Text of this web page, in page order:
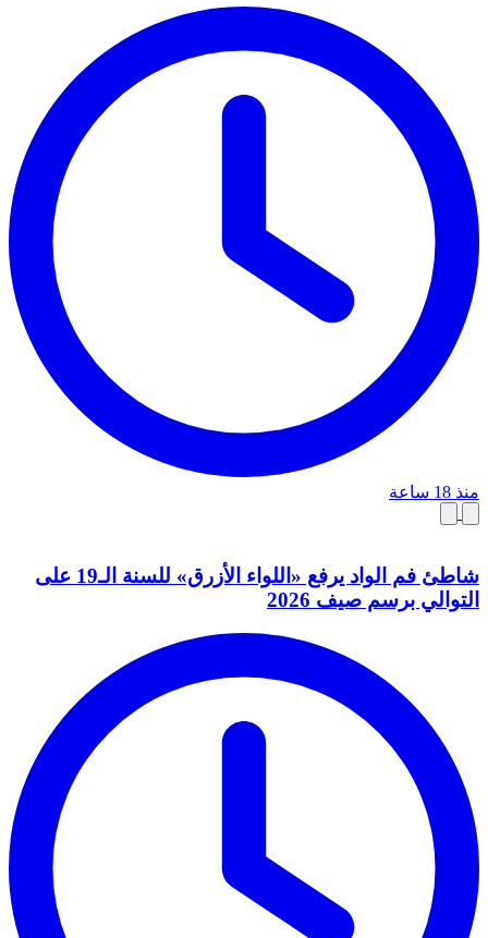
منذ 18 ساعة
شاطئ فم الواد يرفع «اللواء الأزرق» للسنة الـ19 على
التوالي برسم صيف 2026